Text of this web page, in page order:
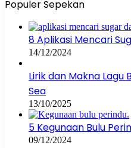
Populer Sepekan
8 Aplikasi Mencari
14/12/2024
Lirik dan Makna Lagu
Sea
13/10/2025
5 Kegunaan Bulu
09/12/2024